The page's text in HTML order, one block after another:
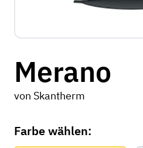
Merano
von Skantherm
Farbe wählen: